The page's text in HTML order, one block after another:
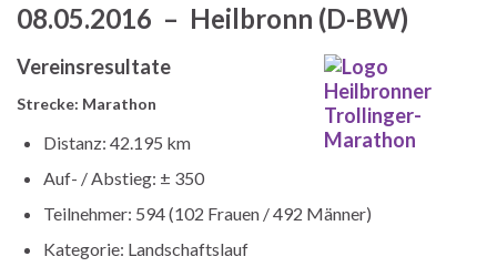
08.05.2016 – Heilbronn (D-BW)
Vereinsresultate
Strecke: Marathon
Distanz: 42.195 km
Auf- / Abstieg: ± 350
Teilnehmer: 594 (102 Frauen / 492 Männer)
Kategorie: Landschaftslauf